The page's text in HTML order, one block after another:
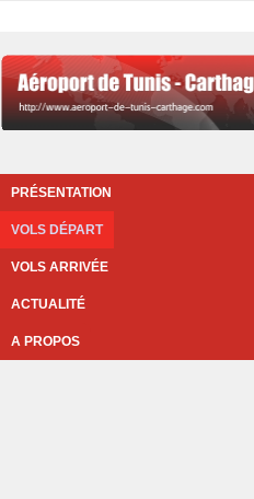
PRÉSENTATION
VOLS DÉPART
VOLS ARRIVÉE
ACTUALITÉ
A PROPOS